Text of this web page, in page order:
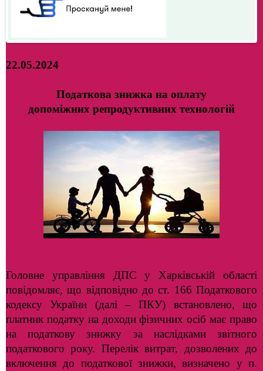
22.05.2024
Податкова знижка на оплату
допоміжних репродуктивних технологій
Головне управління ДПС у Харківській області
повідомляє, що відповідно до ст. 166 Податкового
кодексу України (далі – ПКУ) встановлено, що
платник податку на доходи фізичних осіб має право
на податкову знижку за наслідками звітного
податкового року. Перелік витрат, дозволених до
включення до податкової знижки, визначено у п.